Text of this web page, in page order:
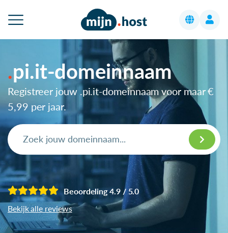
pi.it-domeinnaam
Registreer jouw .pi.it-domeinnaam voor maar€
5,99 per jaar.
Beoordeling 4.9 / 5.0
Bekijk alle reviews